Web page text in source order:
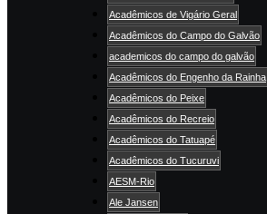
Acadêmicos de Vigário Geral
Acadêmicos do Campo do Galvão
academicos do campo do galvão
Acadêmicos do Engenho da Rainha
Acadêmicos do Peixe
Acadêmicos do Recreio
Acadêmicos do Tatuapé
Acadêmicos do Tucuruvi
AESM-Rio
Ale Jansen